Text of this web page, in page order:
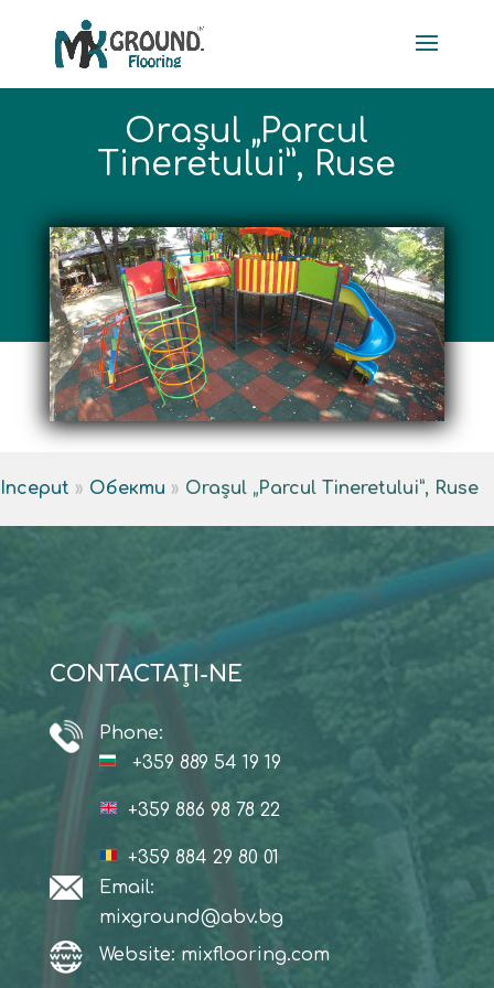
Orașul „Parcul
Tineretului”, Ruse
Inceput » Обекти » Orașul „Parcul Tineretului”, Ruse
CONTACTAŢI-NE
Phone:
+359 889 54 19 19
+359 886 98 78 22
+359 884 29 80 01
Email:
mixground@abv.bg
Website: mixflooring.com